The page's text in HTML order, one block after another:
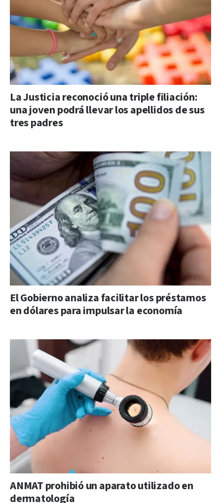
La Justicia reconoció una triple filiación:
una joven podrá llevar los apellidos de sus
tres padres
El Gobierno analiza facilitar los préstamos
en dólares para impulsar la economía
ANMAT prohibió un aparato utilizado en
dermatología